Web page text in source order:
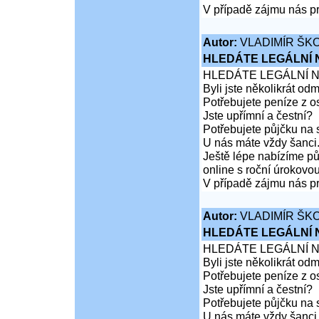
V případě zájmu nás
Autor: VLADIMÍR
HLEDÁTE LEGÁLNÍ
HLEDÁTE LEGÁLNÍ
Byli jste několikrát
Potřebujete peníze z
Jste upřímní a čestní?
Potřebujete půjčku na
U nás máte vždy šanci.
Ještě lépe nabízíme
online s roční
V případě zájmu nás
Autor: VLADIMÍR
HLEDÁTE LEGÁLNÍ
HLEDÁTE LEGÁLNÍ
Byli jste několikrát
Potřebujete peníze z
Jste upřímní a čestní?
Potřebujete půjčku na
U nás máte vždy šanci.